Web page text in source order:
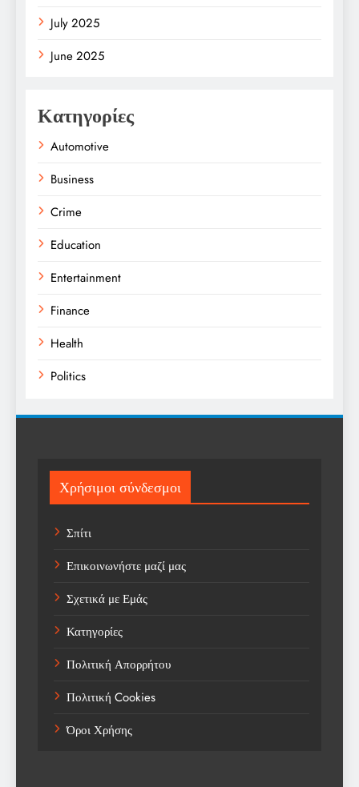
July 2025
June 2025
Κατηγορίες
Automotive
Business
Crime
Education
Entertainment
Finance
Health
Politics
Sport
Sports
Technology
Trending
Weather
Αγορά
Αγορά Εργασίας
Αγροτικά Νέα
Αεροπορία
Χρήσιμοι σύνδεσμοι
Σπίτι
Επικοινωνήστε μαζί μας
Σχετικά με Εμάς
Κατηγορίες
Πολιτική Απορρήτου
Πολιτική Cookies
Όροι Χρήσης